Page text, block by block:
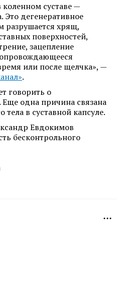
коленном суставе —
Это дегенеративное
разрушается хрящ,
поверхностей,
зацепление
или после щелчка», —
.
говорить о
одна причина связана
в суставной капсуле.
Евдокимов
бесконтрольного